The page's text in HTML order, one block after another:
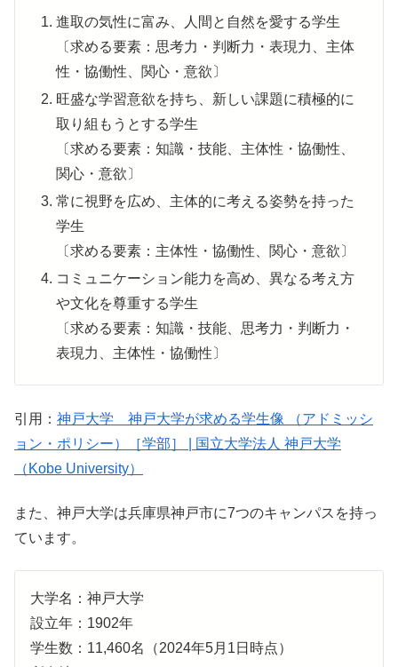
進取の気性に富み、人間と自然を愛する学生
〔求める要素：思考力・判断力・表現力、主体
性・協働性、関心・意欲〕
旺盛な学習意欲を持ち、新しい課題に積極的に
取り組もうとする学生
〔求める要素：知識・技能、主体性・協働性、
関心・意欲〕
常に視野を広め、主体的に考える姿勢を持った
学生
〔求める要素：主体性・協働性、関心・意欲〕
コミュニケーション能力を高め、異なる考え方
や文化を尊重する学生
〔求める要素：知識・技能、思考力・判断力・
表現力、主体性・協働性〕
引用： 神戸大学 神戸大学が求める学生像 （アドミッシ
ョン・ポリシー）［学部］ | 国立大学法人 神戸大学
（Kobe University）
また、神戸大学は兵庫県神戸市に7つのキャンパスを持っ
ています。
大学名：神戸大学
設立年：1902年
学生数：11,460名（2024年5月1日時点）